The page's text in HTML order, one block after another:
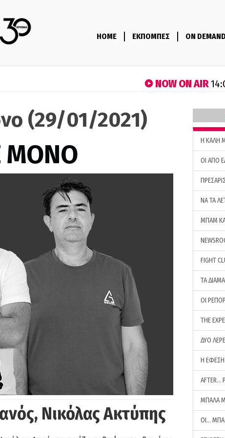
HOME ΕΚΠΟΜΠΕΣ ON DEMAND
NOW ON AIR
(29/01/2021)
ΜΟΝΟ
Νικόλας Ακτύπης
H ΚΑΛΗ
ΟΙ ΑΠΟ
ΝΑ ΤΑ
ΜΠΑΜ
FIGHT
ΤΑ
ΟΙ
THE
ΔΥΟ
Η ΕΦΕΣΗ
AFTER…
ΜΠΑΛΑ
ΟΙ…